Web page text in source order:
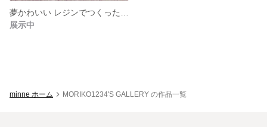
展示中
minne ホーム MORIKO1234'S GALLERY の作品一覧